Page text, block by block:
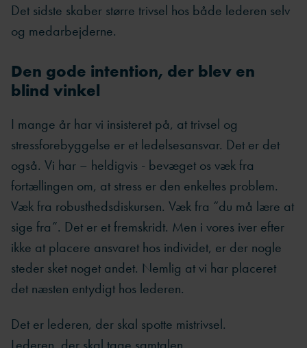
Det sidste skaber større trivsel hos både lederen selv
og medarbejderne.
Den gode intention, der blev en
blind vinkel
I mange år har vi insisteret på, at trivsel og
stressforebyggelse er et ledelsesansvar. Det er det
også. Vi har – heldigvis - bevæget os væk fra
fortællingen om, at stress er den enkeltes problem.
Væk fra robusthedsdiskursen. Væk fra “du må lære at
sige fra”. Det er et fremskridt. Men i vores iver efter
ikke at placere ansvaret hos individet, er der nogle
steder sket noget andet. Nemlig at vi har placeret
det næsten entydigt hos lederen.
Det er lederen, der skal spotte mistrivsel.